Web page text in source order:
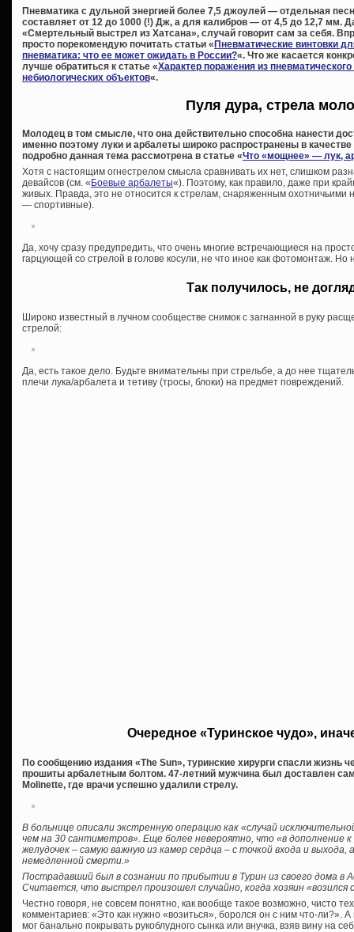
Пневматика с дульной энергией более 7,5 джоулей — отдельная
составляет от 12 до 1000 (!) Дж, а для калибров — от 4,5 до 12,7 мм.
«Смертельный выстрел из Хатсана», случай говорит сам за себя.
просто порекомендую почитать статьи «Пневматические винтовки
пневматика: что ее может ожидать в России?«. Что же касается
лучше обратиться к статье «Характер поражения из
небиологических объектов«.
Пуля дура, стрела
Молодец в том смысле, что она действительно способна нанести
именно поэтому луки и арбалеты широко распространены в
подробно данная тема рассмотрена в статье «Что «мощнее» — лук,
Хотя с настоящим огнестрелом смысла сравнивать их нет, слишком
девайсов (см. «Боевые арбалеты«). Поэтому, как правило, даже при
живых. Правда, это не относится к стрелам, снаряженным охотничьими
— спортивные).
Да, хочу сразу предупредить, что очень многие встречающиеся на
гарцующей со стрелой в голове косули, не что иное как фотомонтаж. Но
Так получилось, не
Широко известный в лучном сообществе снимок с загнанной в руку
стрелой:
Да, есть такое дело. Будьте внимательны при стрельбе, а до нее
плечи лука/арбалета и тетиву (тросы, блоки) на предмет повреждений.
Очередное «Туринское чудо»,
По сообщению издания «The Sun», туринские хирурги спасли жизнь
прошиты арбалетным болтом. 47-летний мужчина был доставлен
Molinette, где врачи успешно удалили стрелу.
В больнице описали экстренную операцию как «случай
чем на 30 сантиметров». Еще более невероятно, что «в дополнение
желудочек – самую важную из камер сердца – с точкой входа и
немедленной смерти.»
Пострадавший был в сознании по прибытии в Турин из своего дома в
Считается, что выстрел произошел случайно, когда хозяин «возился
Честно говоря, не совсем понятно, как вообще такое возможно, чисто
комментариев: «Это как нужно «возиться», боролся он с ним что-ли?».
мог банально покрывать рукоблудного сынка или внучка, взяв вину на